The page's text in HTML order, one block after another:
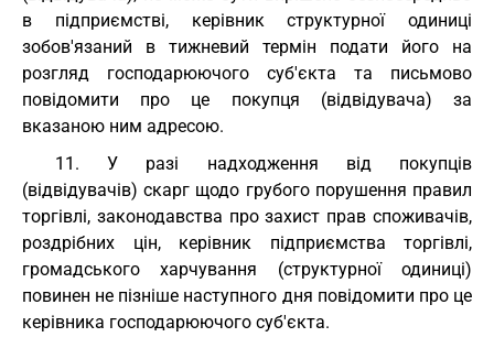
в підприємстві, керівник структурної одиниці
зобов'язаний в тижневий термін подати його на
розгляд господарюючого суб'єкта та письмово
повідомити про це покупця (відвідувача) за
вказаною ним адресою.
11. У разі надходження від покупців
(відвідувачів) скарг щодо грубого порушення правил
торгівлі, законодавства про захист прав споживачів,
роздрібних цін, керівник підприємства торгівлі,
громадського харчування (структурної одиниці)
повинен не пізніше наступного дня повідомити про це
керівника господарюючого суб'єкта.